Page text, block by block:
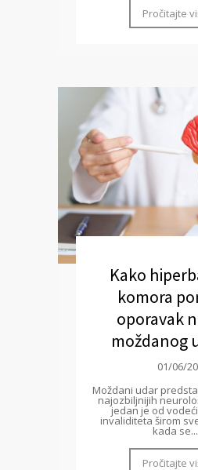
Pročitajte
Kako
komora
oporavak
moždanog
01/06/
Moždani udar
najozbiljnijih
jedan je od
invaliditeta širom
kada se...
Pročitajte